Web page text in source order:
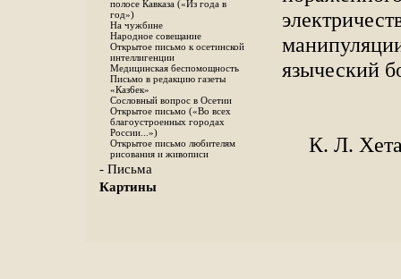
полосе Кавказа («Из года в
год»)
На чужбине
Народное совещание
Открытое письмо к осетинской
интеллигенции
Медицинская беспомощность
Письмо в редакцию газеты
«Каз6ек»
Сословный вопрос в Осетии
Открытое письмо («Во всех
благоустроенных городах
России...»)
Открытое письмо любителям
рисования и живописи
- Письма
Картины
языческий
К. Л.